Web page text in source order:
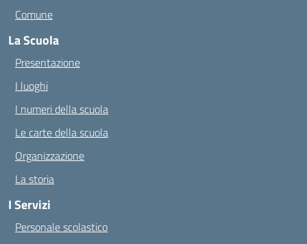
Comune
La Scuola
Presentazione
I luoghi
I numeri della scuola
Le carte della scuola
Organizzazione
La storia
I Servizi
Personale scolastico